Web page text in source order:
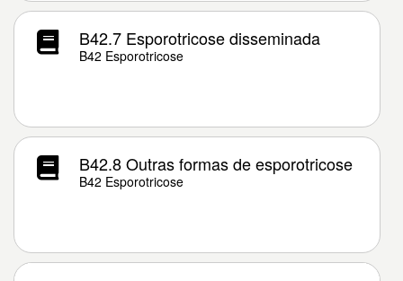
B42.7 Esporotricose disseminada
B42 Esporotricose
B42.8 Outras formas de esporotricose
B42 Esporotricose